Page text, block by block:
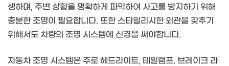
생하며, 주변 상황을 명확하게 파악하여 사고를 방지하기 위해
충분한 조명이 필요합니다. 또한 스타일리시한 외관을 갖추기
위해서도 차량의 조명 시스템에 신경을 써야합니다.
자동차 조명 시스템은 주로 헤드라이트, 테일램프, 브레이크 라